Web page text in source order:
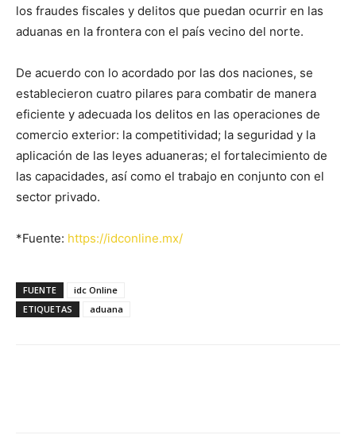
los fraudes fiscales y delitos que puedan ocurrir en las
aduanas en la frontera con el país vecino del norte.
De acuerdo con lo acordado por las dos naciones, se
establecieron cuatro pilares para combatir de manera
eficiente y adecuada los delitos en las operaciones de
comercio exterior: la competitividad; la seguridad y la
aplicación de las leyes aduaneras; el fortalecimiento de
las capacidades, así como el trabajo en conjunto con el
sector privado.
*Fuente: https://idconline.mx/
FUENTE
idc Online
ETIQUETAS
aduana